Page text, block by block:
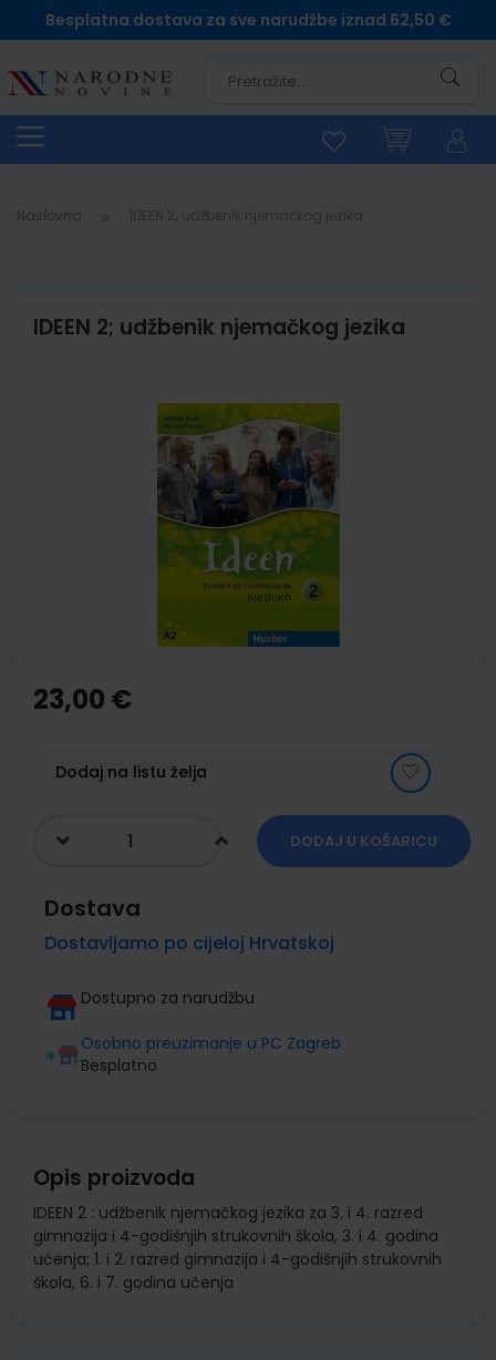
Besplatna dostava za sve narudžbe iznad 62,50 €
Naslovna
IDEEN 2; udžbenik njemačkog jezika
the
beginning
gallery
23,00 €
Dodaj na listu želja
DODAJ U KOŠARICU
Dostava
Dostavljamo po cijeloj Hrvatskoj
Dostupno za narudžbu
Osobno preuzimanje u PC Zagreb
Besplatno
Opis proizvoda
IDEEN 2 : udžbenik njemačkog jezika za 3. i 4. razred
gimnazija i 4-godišnjih strukovnih škola, 3. i 4. godina
učenja; 1. i 2. razred gimnazija i 4-godišnjih strukovnih
škola, 6. i 7. godina učenja